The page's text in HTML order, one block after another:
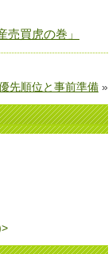
売買虎の巻」
先順位と事前準備 »